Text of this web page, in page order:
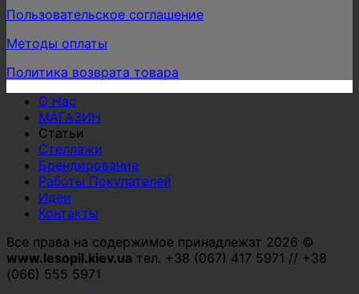
Пользовательское соглашение
Методы оплаты
Политика возврата товара
О Нас
МАГАЗИН
Статьи
Стеллажи
Брендирование
Работы Покупателей
Идеи
Контакты
Все права на содержимое принадлежат 2026 ©
www.lesopil.kiev.ua тел. +38 (067) 417 5971 // +38
(066) 555 5971